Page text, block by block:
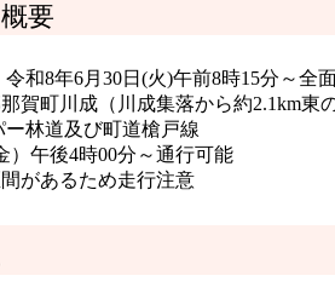
要
和8年6月30日(火)午前8時15分～全
賀町川成（川成集落から約2.1km東
ー林道及び町道槍戸線
）午後4時00分～通行可能
があるため走行注意